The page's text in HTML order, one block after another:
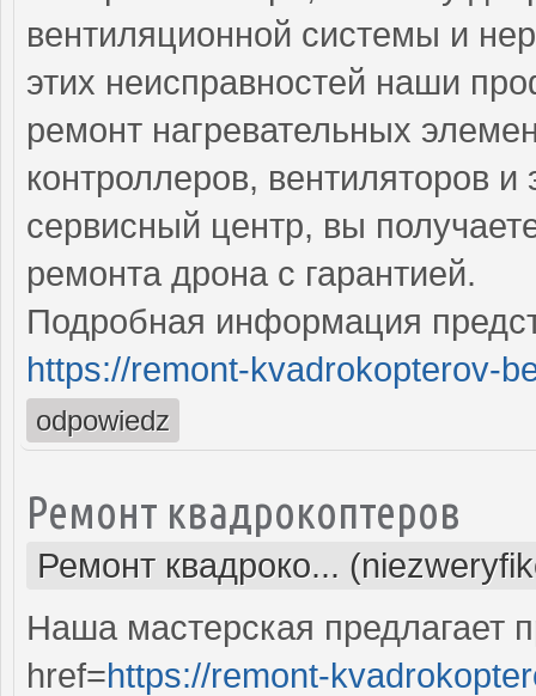
вентиляционной системы и
этих неисправностей наши
ремонт нагревательных
контроллеров, вентиляторов
сервисный центр, вы
ремонта дрона с гарантией.
Подробная информация
https://remont-kvadrokopterov-
odpowiedz
Ремонт квадрокоптеров
Ремонт квадроко...
Наша мастерская предлагает
href=https://remont-